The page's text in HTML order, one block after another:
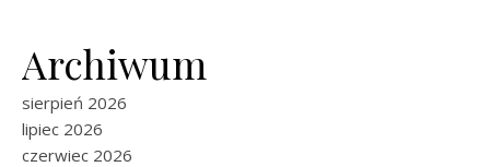
Archiwum
sierpień 2026
lipiec 2026
czerwiec 2026